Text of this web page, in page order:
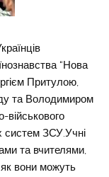
“Нова
Притулою,
та Володимиром
систем ЗСУ.Учні
та вчителями,
вони можуть